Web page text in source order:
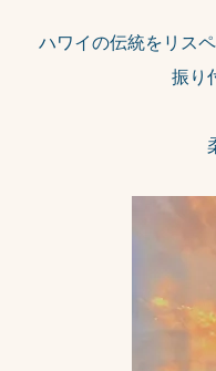
ハワイの伝統をリス
振り